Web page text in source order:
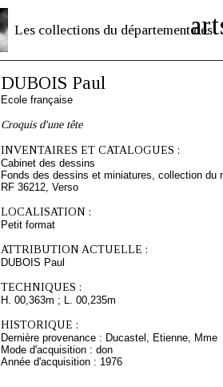
Les collections du département des
DUBOIS Paul
Ecole française
Croquis d'une tête
INVENTAIRES ET CATALOGUES :
Cabinet des dessins
Fonds des dessins et miniatures, collection du
RF 36212, Verso
LOCALISATION :
Petit format
ATTRIBUTION ACTUELLE :
DUBOIS Paul
TECHNIQUES :
H. 00,363m ; L. 00,235m
HISTORIQUE :
Dernière provenance : Ducastel, Etienne, Mme
Mode d'acquisition : don
Année d'acquisition : 1976